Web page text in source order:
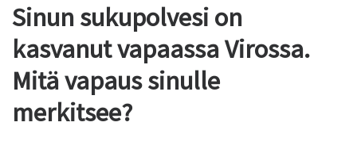
Sinun sukupolvesi on
kasvanut vapaassa Virossa.
Mitä vapaus sinulle
merkitsee?